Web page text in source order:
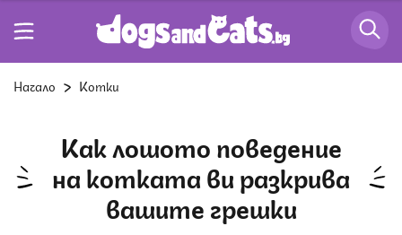
Начало Котки
Как лошото поведение
на котката ви разкрива
вашите грешки